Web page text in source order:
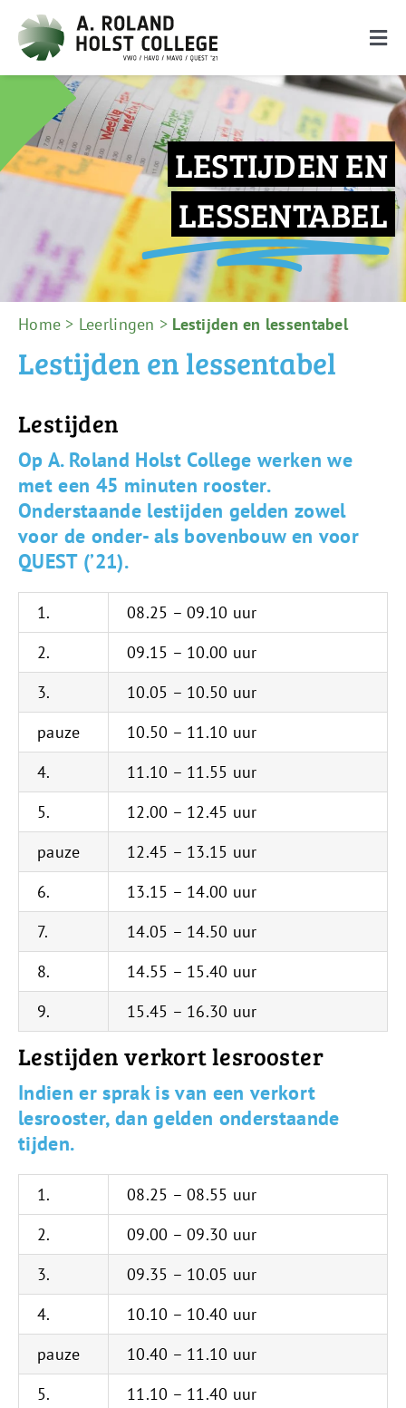
naar
inhoud
De school
Onderwijs
Ouders
Leerlingen
Nieuwe leerlingen
Zoeken
LESTIJDEN EN
LESSENTABEL
Home > Leerlingen > Lestijden en lessentabel
Lestijden en lessentabel
Lestijden
Op A. Roland Holst College werken we
met een 45 minuten rooster.
Onderstaande lestijden gelden zowel
voor de onder- als bovenbouw en voor
QUEST (’21).
1.
08.25 – 09.10 uur
2.
09.15 – 10.00 uur
3.
10.05 – 10.50 uur
pauze
10.50 – 11.10 uur
4.
11.10 – 11.55 uur
5.
12.00 – 12.45 uur
pauze
12.45 – 13.15 uur
6.
13.15 – 14.00 uur
7.
14.05 – 14.50 uur
8.
14.55 – 15.40 uur
9.
15.45 – 16.30 uur
Lestijden verkort lesrooster
Indien er sprak is van een verkort
lesrooster, dan gelden onderstaande
tijden.
1.
08.25 – 08.55 uur
2.
09.00 – 09.30 uur
3.
09.35 – 10.05 uur
4.
10.10 – 10.40 uur
pauze
10.40 – 11.10 uur
5.
11.10 – 11.40 uur